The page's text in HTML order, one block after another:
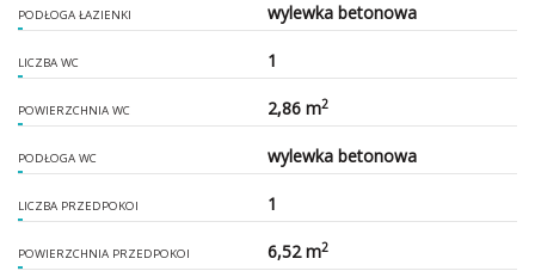
PODŁOGA ŁAZIENKI wylewka betonowa
LICZBA WC 1
POWIERZCHNIA WC 2,86 m2
PODŁOGA WC wylewka betonowa
LICZBA PRZEDPOKOI 1
POWIERZCHNIA PRZEDPOKOI 6,52 m2